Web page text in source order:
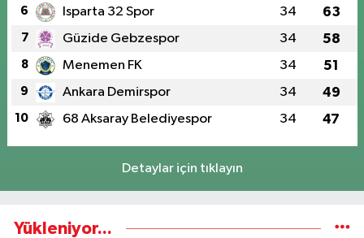
6 Isparta 32 Spor 34 63
7 Güzide Gebzespor 34 58
8 Menemen FK 34 51
9 Ankara Demirspor 34 49
10 68 Aksaray Belediyespor 34 47
Detaylar için tıklayın
Yükleniyor...